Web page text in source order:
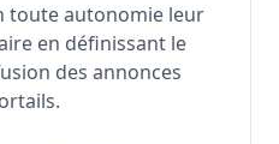
toute autonomie leur
en définissant le
des annonces